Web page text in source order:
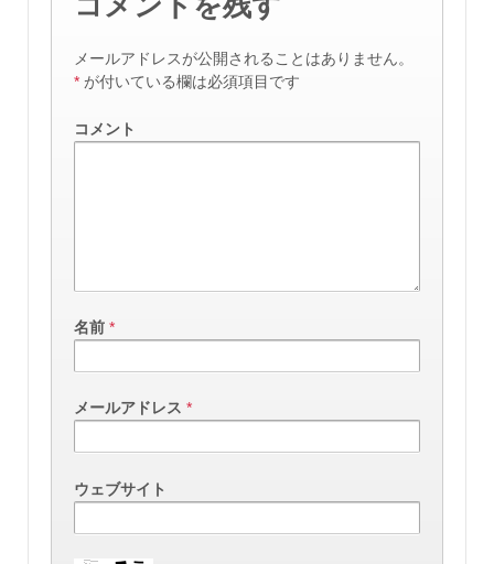
メールアドレスが公開されることはありません。
* が付いている欄は必須項目です
コメント
名前 *
メールアドレス *
ウェブサイト